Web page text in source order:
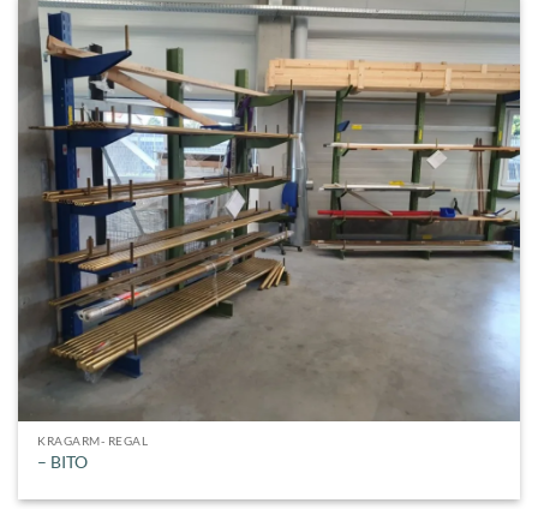
KRAGARM- REGAL
– BITO